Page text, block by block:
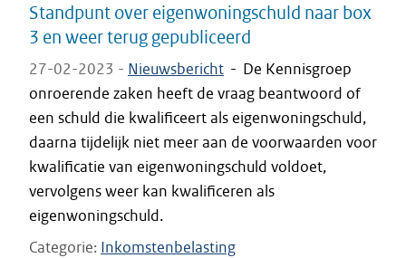
Standpunt over eigenwoningschuld naar box
3 en weer terug gepubliceerd
27-02-2023 - Nieuwsbericht - De Kennisgroep
onroerende zaken heeft de vraag beantwoord of
een schuld die kwalificeert als eigenwoningschuld,
daarna tijdelijk niet meer aan de voorwaarden voor
kwalificatie van eigenwoningschuld voldoet,
vervolgens weer kan kwalificeren als
eigenwoningschuld.
Categorie Inkomstenbelasting